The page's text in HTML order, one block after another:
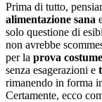
Prima di tutto,
alimentazione sana
solo questione di
non avrebbe
per la prova costume
senza esagerazioni e
rimanendo in forma
Certamente, ecco